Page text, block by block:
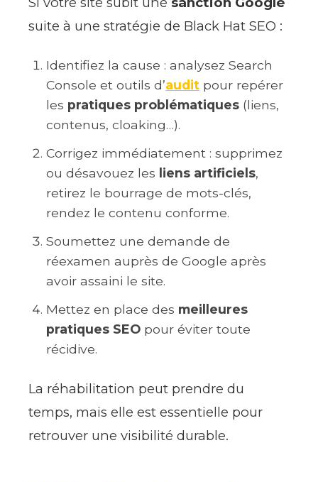
suite à une stratégie de Black Hat SEO :
Identifiez la cause : analysez Search
Console et outils d’audit pour repérer
les pratiques problématiques (liens,
contenus, cloaking…).
Corrigez immédiatement : supprimez
ou désavouez les liens artificiels,
retirez le bourrage de mots-clés,
rendez le contenu conforme.
Soumettez une demande de
réexamen auprès de Google après
avoir assaini le site.
Mettez en place des meilleures
pratiques SEO pour éviter toute
récidive.
La réhabilitation peut prendre du
temps, mais elle est essentielle pour
retrouver une visibilité durable.